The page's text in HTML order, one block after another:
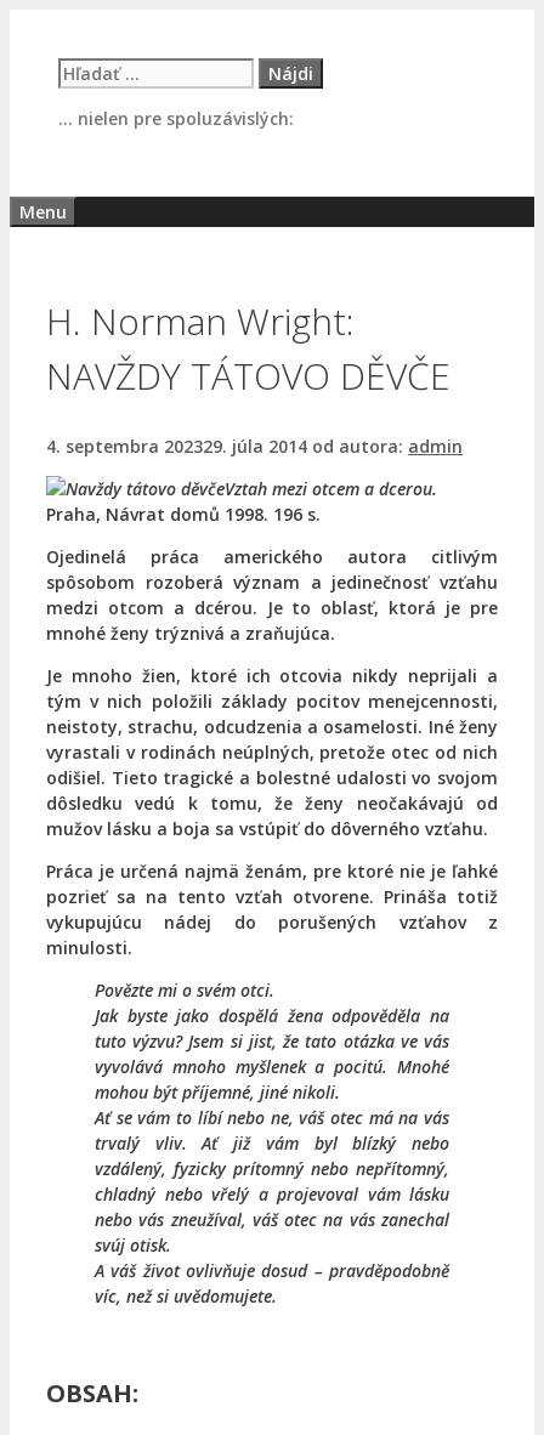
Hľadať:
… nielen pre spoluzávislých:
Menu
H. Norman Wright:
NAVŽDY TÁTOVO DĚVČE
4. septembra 202329. júla 2014 od autora: admin
Vztah mezi otcem a dcerou.
Praha, Návrat domů 1998. 196 s.
Ojedinelá práca amerického autora citlivým
spôsobom rozoberá význam a jedinečnosť vzťahu
medzi otcom a dcérou. Je to oblasť, ktorá je pre
mnohé ženy trýznivá a zraňujúca.
Je mnoho žien, ktoré ich otcovia nikdy neprijali a
tým v nich položili základy pocitov menejcennosti,
neistoty, strachu, odcudzenia a osamelosti. Iné ženy
vyrastali v rodinách neúplných, pretože otec od nich
odišiel. Tieto tragické a bolestné udalosti vo svojom
dôsledku vedú k tomu, že ženy neočakávajú od
mužov lásku a boja sa vstúpiť do dôverného vzťahu.
Práca je určená najmä ženám, pre ktoré nie je ľahké
pozrieť sa na tento vzťah otvorene. Prináša totiž
vykupujúcu nádej do porušených vzťahov z
minulosti.
Povězte mi o svém otci.
Jak byste jako dospělá žena odpověděla na
tuto výzvu? Jsem si jist, že tato otázka ve vás
vyvolává mnoho myšlenek a pocitú. Mnohé
mohou být příjemné, jiné nikoli.
Ať se vám to líbí nebo ne, váš otec má na vás
trvalý vliv. Ať již vám byl blízký nebo
vzdálený, fyzicky prítomný nebo nepřítomný,
chladný nebo vřelý a projevoval vám lásku
nebo vás zneužíval, váš otec na vás zanechal
svúj otisk.
A váš život ovlivňuje dosud – pravděpodobně
víc, než si uvědomujete.
OBSAH: